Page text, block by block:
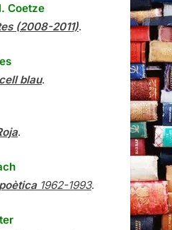
Coetze
(2008-2011).
blau.
.
1962-1993.